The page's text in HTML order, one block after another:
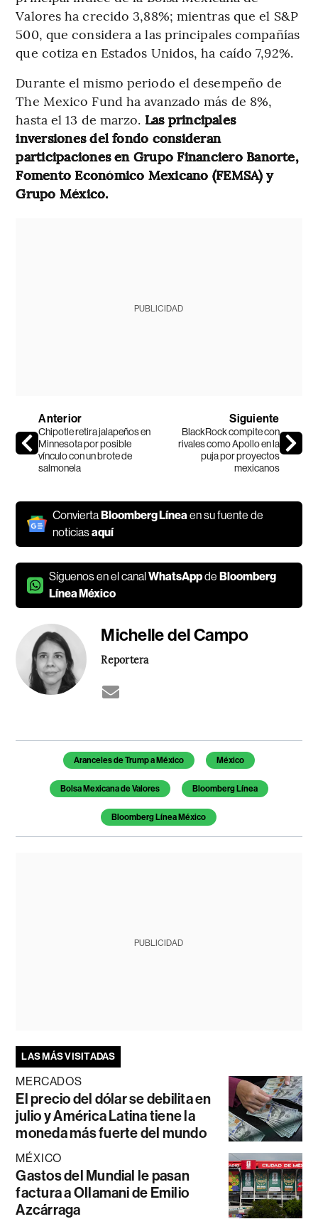
Valores ha crecido 3,88%; mientras que el S&P
500, que considera a las principales compañías
que cotiza en Estados Unidos, ha caído 7,92%.
Durante el mismo periodo el desempeño de
The Mexico Fund ha avanzado más de 8%,
hasta el 13 de marzo. Las principales
inversiones del fondo consideran
participaciones en Grupo Financiero Banorte,
Fomento Económico Mexicano (FEMSA) y
Grupo México.
PUBLICIDAD
Anterior
Chipotle retira jalapeños en
Minnesota por posible
vínculo con un brote de
salmonela
Siguiente
BlackRock compite con
rivales como Apollo en la
puja por proyectos
mexicanos
ConviertaBloomberg Línea en su fuente de
noticiasaquí
Síguenos en el canalWhatsAppdeBloomberg
Línea México
Michelle del Campo
Reportera
Temas de este artículo
Aranceles de Trump a México México
Bolsa Mexicana de Valores Bloomberg Línea
Bloomberg Línea México
PUBLICIDAD
LAS MÁS VISITADAS
MERCADOS
El precio del dólar se debilita en
julio y América Latina tiene la
moneda más fuerte del mundo
MÉXICO
Gastos del Mundial le pasan
factura a Ollamani de Emilio
Azcárraga